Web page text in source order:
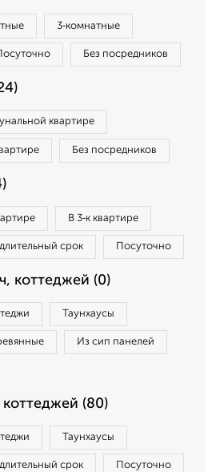
3‑комнатные
Без посредников
квартире
Без посредников
В 3‑к квартире
срок Посуточно
коттеджей (0)
Таунхаусы
Из сип панелей
(80)
Таунхаусы
срок Посуточно